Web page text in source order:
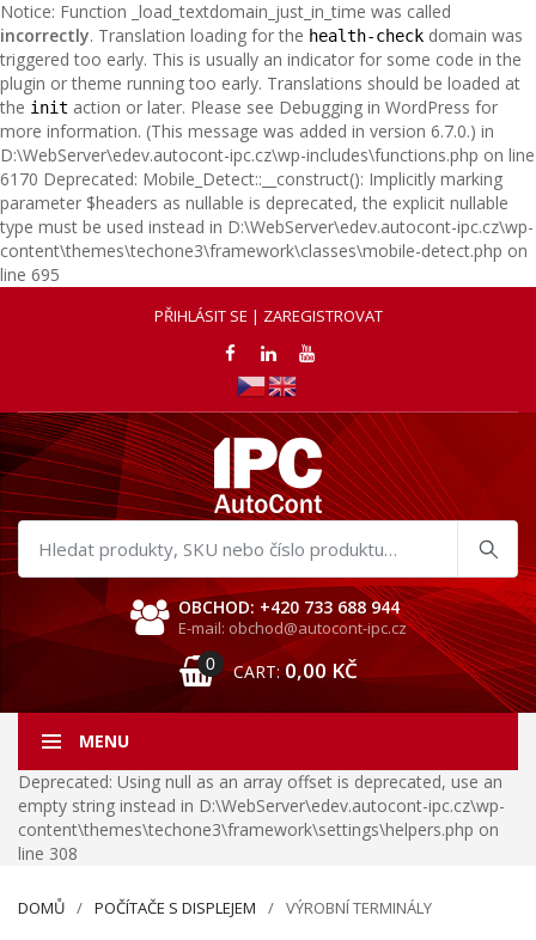
Notice: Function _load_textdomain_just_in_time was called
incorrectly. Translation loading for the health-check domain was
triggered too early. This is usually an indicator for some code in the
plugin or theme running too early. Translations should be loaded at
the init action or later. Please see Debugging in WordPress for
more information. (This message was added in version 6.7.0.) in
D:\WebServer\edev.autocont-ipc.cz\wp-includes\functions.php on line
6170 Deprecated: Mobile_Detect::__construct(): Implicitly marking
parameter $headers as nullable is deprecated, the explicit nullable
type must be used instead in D:\WebServer\edev.autocont-ipc.cz\wp-
content\themes\techone3\framework\classes\mobile-detect.php on
line 695
PŘIHLÁSIT SE | ZAREGISTROVAT
Hledat
produkty
OBCHOD: +420 733 688 944
E-mail: obchod@autocont-ipc.cz
0 CART: 0,00 KČ
MENU
Deprecated: Using null as an array offset is deprecated, use an
empty string instead in D:\WebServer\edev.autocont-ipc.cz\wp-
content\themes\techone3\framework\settings\helpers.php on
line 308
DOMŮ POČÍTAČE S DISPLEJEM VÝROBNÍ TERMINÁLY